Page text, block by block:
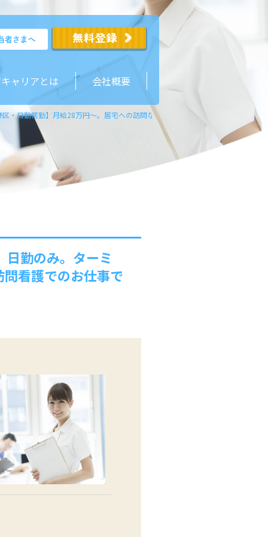
ャリアとは 会社概要
・日勤常勤】月給28万円～。居宅への訪問なし。日勤のみ。ターミナルケア
勤のみ。ターミ
看護でのお仕事で